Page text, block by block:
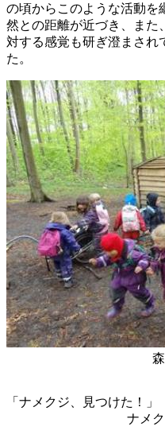
の頃からこのような活動を
然との距離が近づき、また
対する感覚も研ぎ澄まされ
た。
「ナメクジ、見つけた！
ナメ